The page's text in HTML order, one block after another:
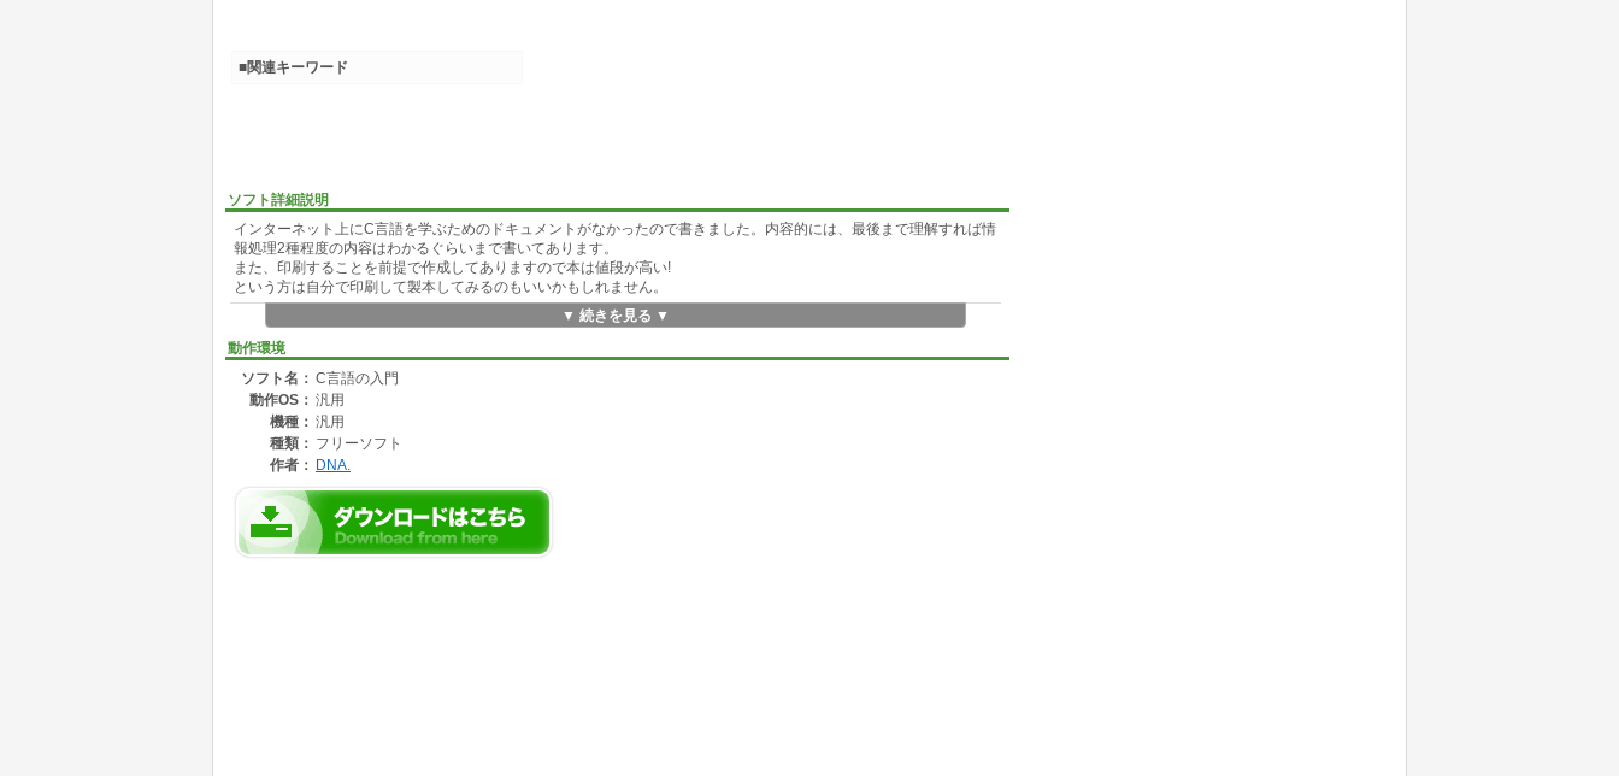
ソフト詳細説明
インターネット上にC言語を学ぶためのドキュメントがなかったので書きました。内容的には、最後まで理解すれば情
報処理2種程度の内容はわかるぐらいまで書いてあります。
また、印刷することを前提で作成してありますので本は値段が高い!
という方は自分で印刷して製本してみるのもいいかもしれません。
※表示するには Acrobat Reader 3.0J 以上が必要です。
http://www.adobe.co.jp/ でダウンロードしてください。
▼ 続きを見る ▼
動作環境
ソフト名： C言語の入門
動作OS： 汎用
機種： 汎用
種類： フリーソフト
作者： DNA.
■関連キーワード